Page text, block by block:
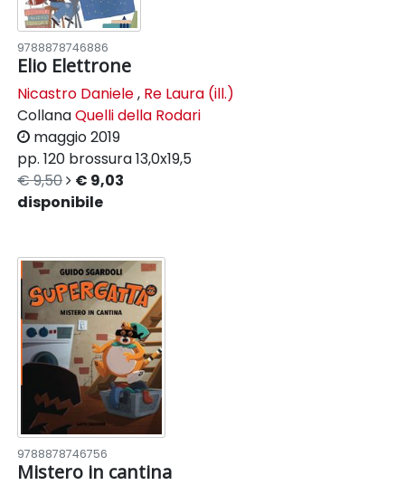
9788878746886
Elio Elettrone
Nicastro Daniele, Re Laura (ill.)
CollanaQuelli della Rodari
maggio 2019
pp. 120 brossura13,0x19,5
€ 9,50
€ 9,03
disponibile
9788878746756
Mistero in cantina